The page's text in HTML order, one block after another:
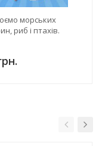
морських
риб i птахiв.